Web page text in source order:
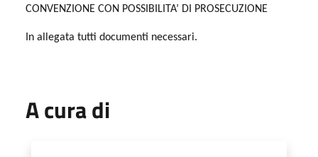
CONVENZIONE CON POSSIBILITA’ DI PROSECUZIONE
In allegata tutti documenti necessari.
A cura di